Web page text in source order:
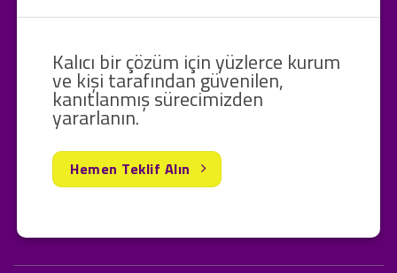
Kalıcı bir çözüm için yüzlerce kurum
ve kişi tarafından güvenilen,
kanıtlanmış sürecimizden
yararlanın.
Hemen Teklif Alın